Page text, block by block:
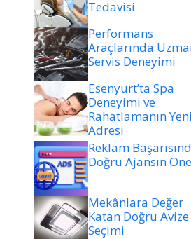
Tedavisi
Performans
Araçlarında
Servis Deneyimi
Esenyurt’ta Spa
Deneyimi ve
Rahatlamanın Yeni
Adresi
Reklam
Doğru Ajansın
Mekânlara Değer
Katan Doğru Avize
Seçimi